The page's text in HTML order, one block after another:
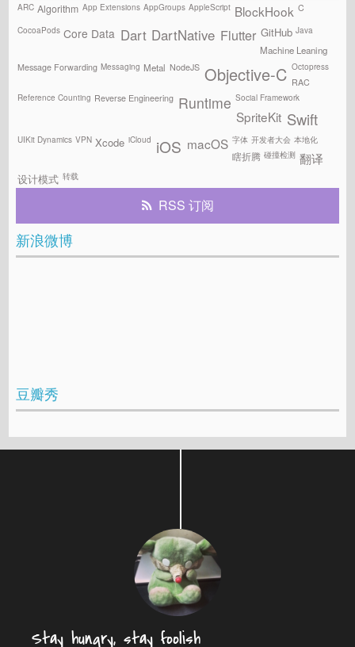
ARC Algorithm App Extensions AppGroups AppleScript BlockHook C
CocoaPods Core Data Dart DartNative Flutter GitHub Java
Machine Leaning
Message Forwarding Messaging Metal NodeJS Objective-C Octopress
RAC
Reference Counting Reverse Engineering Runtime Social Framework
SpriteKit Swift
UIKit Dynamics VPN Xcode iCloud iOS macOS 字体 开发者大会 本地化
瞎折腾 碰撞检测 翻译
设计模式 转载
RSS 订阅
新浪微博
豆瓣秀
Stay hungry, stay foolish